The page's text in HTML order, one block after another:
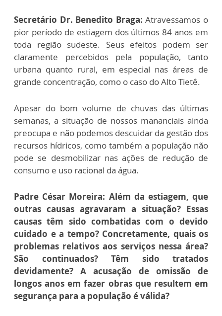
Secretário Dr. Benedito Braga: Atravessamos o
pior período de estiagem dos últimos 84 anos em
toda região sudeste. Seus efeitos podem ser
claramente percebidos pela população, tanto
urbana quanto rural, em especial nas áreas de
grande concentração, como o caso do Alto Tietê.
Apesar do bom volume de chuvas das últimas
semanas, a situação de nossos mananciais ainda
preocupa e não podemos descuidar da gestão dos
recursos hídricos, como também a população não
pode se desmobilizar nas ações de redução de
consumo e uso racional da água.
Padre César Moreira: Além da estiagem, que
outras causas agravaram a situação? Essas
causas têm sido combatidas com o devido
cuidado e a tempo? Concretamente, quais os
problemas relativos aos serviços nessa área?
São continuados? Têm sido tratados
devidamente? A acusação de omissão de
longos anos em fazer obras que resultem em
segurança para a população é válida?